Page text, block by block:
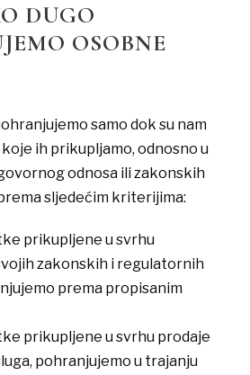
DUGO
OSOBNE
samo dok su nam
ih prikupljamo, odnosno u
odnosa ili zakonskih
sljedećim kriterijima:
prikupljene u svrhu
zakonskih i regulatornih
prema propisanim
prikupljene u svrhu prodaje
pohranjujemo u trajanju